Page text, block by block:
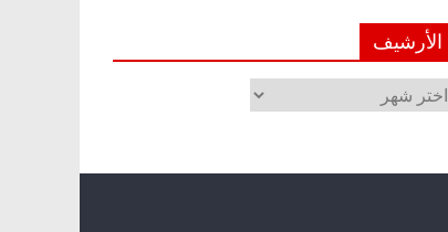
الأرشيف
الأرشيف